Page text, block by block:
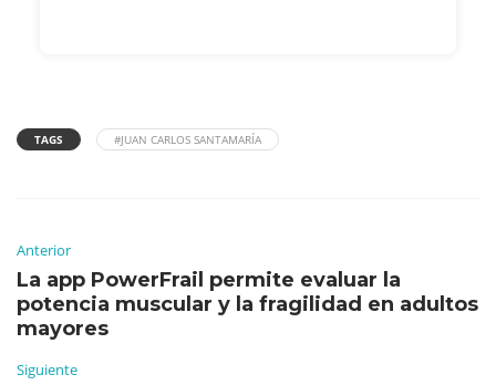
TAGS #JUAN CARLOS SANTAMARÍA
Anterior
La app PowerFrail permite evaluar la
potencia muscular y la fragilidad en adultos
mayores
Siguiente